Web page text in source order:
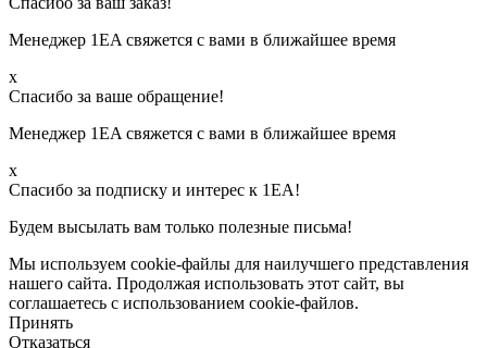
Менеджер 1EA свяжется с вами в ближайшее время
х
Спасибо за ваше обращение!
Менеджер 1EA свяжется с вами в ближайшее время
х
Спасибо за подписку и интерес к 1ЕА!
Будем высылать вам только полезные письма!
Мы используем cookie-файлы для наилучшего представления
нашего сайта. Продолжая использовать этот сайт, вы
соглашаетесь с использованием cookie-файлов.
Принять
Отказаться